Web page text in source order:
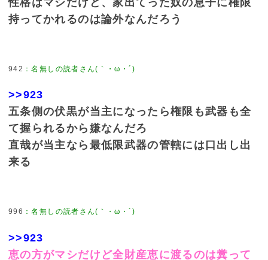
性格はマシだけど、家出てった奴の息子に権限
持ってかれるのは論外なんだろう
942 ：名無しの読者さん(｀・ω・´)
>>923
五条側の伏黒が当主になったら権限も武器も全
て握られるから嫌なんだろ
直哉が当主なら最低限武器の管轄には口出し出
来る
996 ：名無しの読者さん(｀・ω・´)
>>923
恵の方がマシだけど全財産恵に渡るのは糞って